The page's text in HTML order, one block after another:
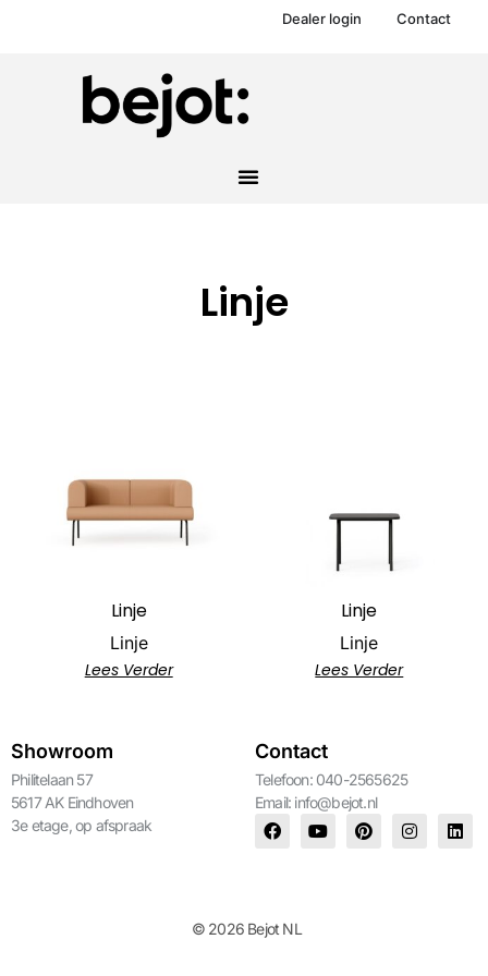
Dealer login Contact
Linje
Linje
Linje
Lees Verder
Linje
Linje
Lees Verder
Showroom
Philitelaan 57
5617 AK Eindhoven
3e etage, op afspraak
Contact
Telefoon: 040-2565625
Email: info@bejot.nl
© 2026 Bejot NL